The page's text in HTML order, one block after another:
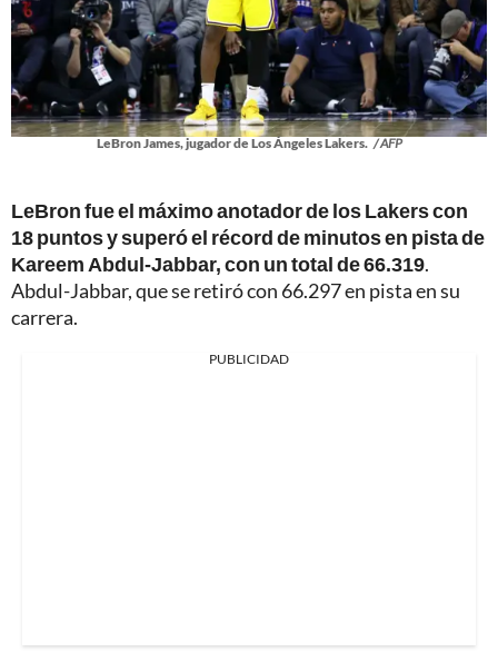
LeBron James, jugador de Los Ángeles Lakers. / AFP
LeBron fue el máximo anotador de los Lakers con
18 puntos y superó el récord de minutos en pista de
Kareem Abdul-Jabbar, con un total de 66.319.
Abdul-Jabbar, que se retiró con 66.297 en pista en su
carrera.
PUBLICIDAD